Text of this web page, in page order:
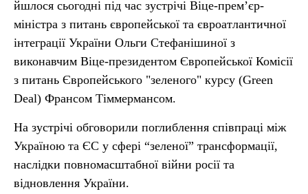
йшлося сьогодні під час зустрічі Віце-прем’єр-
міністра з питань європейської та євроатлантичної
інтеграції України Ольги Стефанішиної з
виконавчим Віце-президентом Європейської Комісії
з питань Європейського "зеленого" курсу (Green
Deal) Франсом Тіммермансом.
На зустрічі обговорили поглиблення співпраці між
Україною та ЄС у сфері “зеленої” трансформації,
наслідки повномасштабної війни росії та
відновлення України.